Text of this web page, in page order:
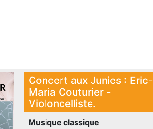
Concert aux Junies : Eric-
Maria Couturier -
Violoncelliste.
Musique classique